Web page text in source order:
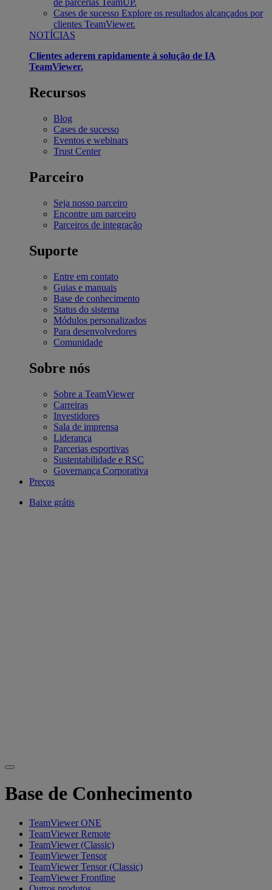
de parcerias TeamUP.
Cases de sucesso Explore os resultados alcançados por
clientes TeamViewer.
NOTÍCIAS
Clientes aderem rapidamente à solução de IA
TeamViewer.
Recursos
Blog
Cases de sucesso
Eventos e webinars
Trust Center
Parceiro
Seja nosso parceiro
Encontre um parceiro
Parceiros de integração
Suporte
Entre em contato
Guias e manuais
Base de conhecimento
Status do sistema
Módulos personalizados
Para desenvolvedores
Comunidade
Sobre nós
Sobre a TeamViewer
Carreiras
Investidores
Sala de imprensa
Liderança
Parcerias esportivas
Sustentabilidade e RSC
Governança Corporativa
Preços
Baixe grátis
Base de Conhecimento
TeamViewer ONE
TeamViewer Remote
TeamViewer (Classic)
TeamViewer Tensor
TeamViewer Tensor (Classic)
TeamViewer Frontline